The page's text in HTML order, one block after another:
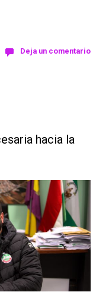
Deja un comentario
hacia la